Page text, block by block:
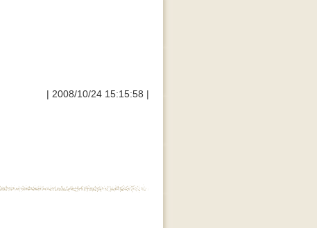
| 2008/10/24 15:15:58 |